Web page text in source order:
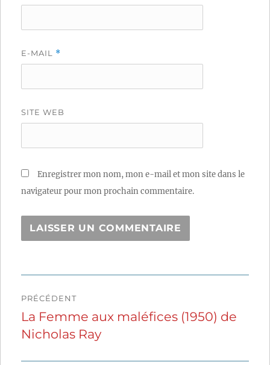
E-MAIL *
SITE WEB
Enregistrer mon nom, mon e-mail et mon site dans le
navigateur pour mon prochain commentaire.
de
l’article
PRÉCÉDENT
Publication
précédente :
La Femme aux maléfices (1950) de
Nicholas Ray